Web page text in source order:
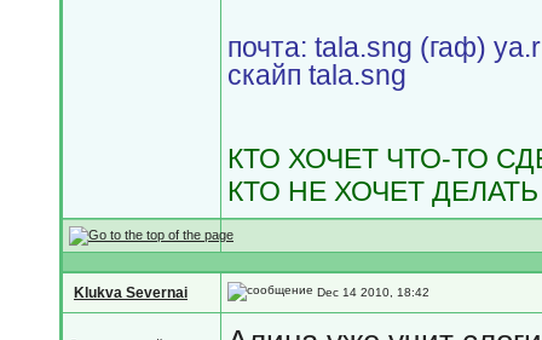
почта: tala.sng (гаф)
скайп tala.sng
КТО ХОЧЕТ ЧТО-ТО
КТО НЕ ХОЧЕТ
Klukva Severnai Dec 14 2010, 18:42